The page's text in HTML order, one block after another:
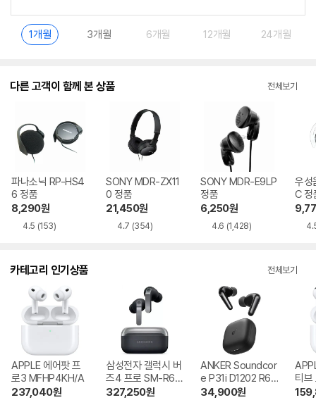
1개월 3개월 6개월 12개월 24개월
다른 고객이 함께 본 상품 전체보기
파나소닉 RP-HS4
6 정품
8,290원
4.5 (153)
SONY MDR-ZX11
0 정품
21,450원
4.7 (354)
SONY MDR-E9LP
정품
6,250원
4.6 (1,428)
우성
C 정
카테고리 인기상품 전체보기
APPLE 에어팟 프
로3 MFHP4KH/A
237,040원
삼성전자 갤럭시 버
즈4 프로 SM-R64
0
327,250원
ANKER Soundcor
e P31i D1202 R60
i NC
34,900원
티브